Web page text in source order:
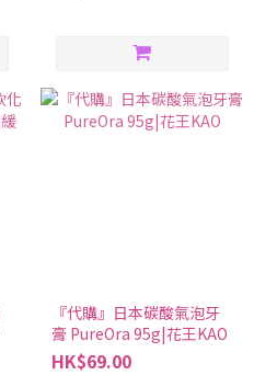
『代購』日本碳酸氣泡牙
膏 PureOra 95g|花王KAO
HK$69.00